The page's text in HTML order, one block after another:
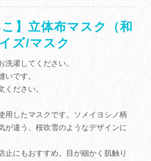
】立体布マスク（和
ズ/マスク
濯してください。
です。
ださい。
用したマスクです。ソメイヨシノ柄
が違う、桜吹雪のようなデザインに
止にもおすすめ。目が細かく肌触り